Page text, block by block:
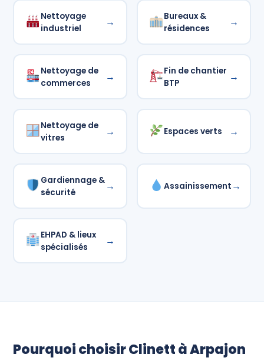
Nettoyage
industriel
→
Bureaux &
résidences
→
Nettoyage de
commerces
→
Fin de chantier
BTP
→
Nettoyage de
vitres
→ Espaces verts →
Gardiennage &
sécurité
→ Assainissement →
EHPAD & lieux
spécialisés
→
Pourquoi choisir Clinett à Arpajon